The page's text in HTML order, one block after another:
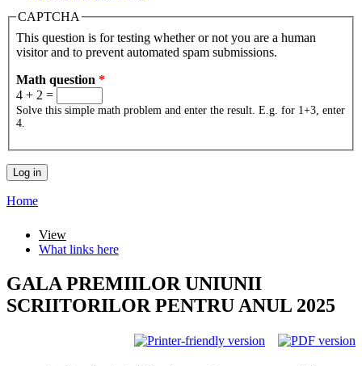
CAPTCHA
This question is for testing whether or not you are a human
visitor and to prevent automated spam submissions.
Math question *
4 + 2 =
Solve this simple math problem and enter the result. E.g. for 1+3, enter
4.
Home
View
What links here
GALA PREMIILOR UNIUNII
SCRIITORILOR PENTRU ANUL 2025